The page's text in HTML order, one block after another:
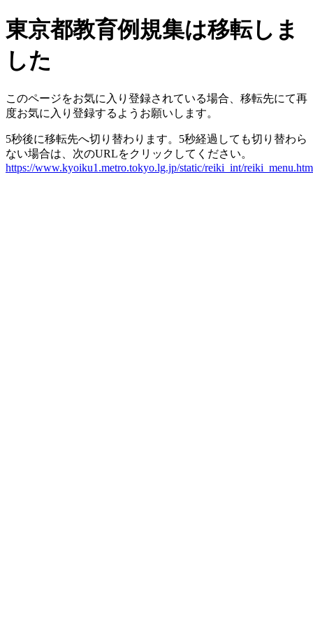
東京都教育例規集は移転しま
した
このページをお気に入り登録されている場合、移転先にて再
度お気に入り登録するようお願いします。
5秒後に移転先へ切り替わります。5秒経過しても切り替わら
ない場合は、次のURLをクリックしてください。
https://www.kyoiku1.metro.tokyo.lg.jp/static/reiki_int/